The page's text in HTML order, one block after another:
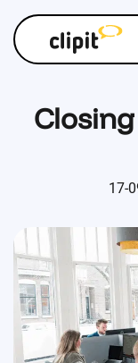
17-